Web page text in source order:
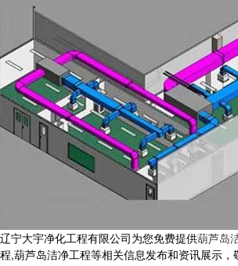
辽宁大宇净化工程有限公司为您免费提供葫芦岛
程,葫芦岛洁净工程等相关信息发布和资讯展示，